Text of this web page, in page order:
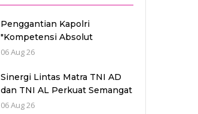
Penggantian Kapolri
"Kompetensi Absolut
Presiden"
06 Aug 26
Sinergi Lintas Matra TNI AD
dan TNI AL Perkuat Semangat
TMMD Reguler Ke-129 Kodim
06 Aug 26